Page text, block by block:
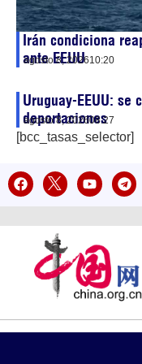
Irán condiciona
ante EEUU
agosto 8, 202610:20
Uruguay-EEUU: se
deportaciones
agosto 8, 202608:27
[bcc_tasas_selector]